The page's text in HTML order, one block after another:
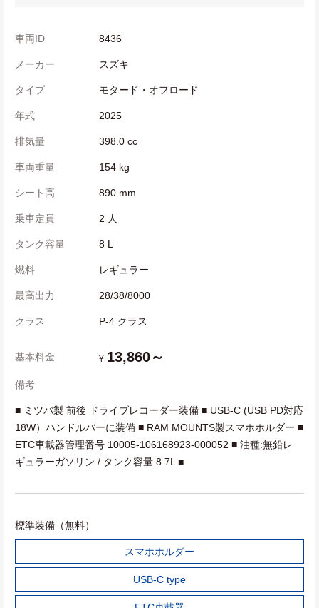
車両ID 8436
メーカー スズキ
タイプ モタード・オフロード
年式 2025
排気量 398.0 cc
車両重量 154 kg
シート高 890 mm
乗車定員 2 人
タンク容量 8 L
燃料 レギュラー
最高出力 28/38/8000
クラス P-4 クラス
基本料金 ¥ 13,860～
備考
■ ミツバ製 前後 ドライブレコーダー装備 ■ USB-C (USB PD対応
18W）ハンドルバーに装備 ■ RAM MOUNTS製スマホホルダー ■
ETC車載器管理番号 10005-106168923-000052 ■ 油種:無鉛レ
ギュラーガソリン / タンク容量 8.7L ■
標準装備（無料）
スマホホルダー
USB-C type